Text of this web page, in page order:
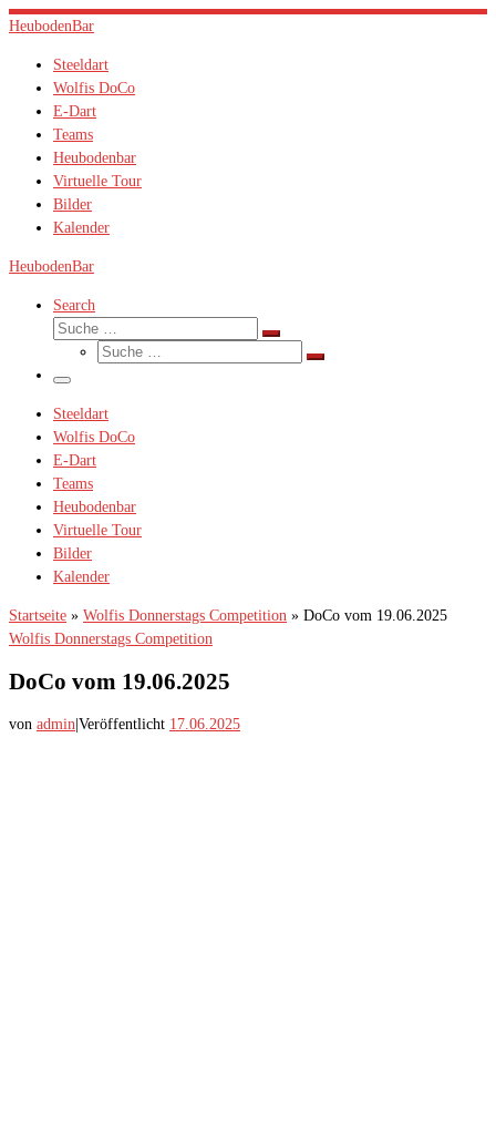
Zum
springen
HeubodenBar
Steeldart
Wolfis DoCo
E-Dart
Teams
Heubodenbar
Virtuelle Tour
Bilder
Kalender
HeubodenBar
Search
Suche
Suche
Suche
Suche
Menü
Steeldart
Wolfis DoCo
E-Dart
Teams
Heubodenbar
Virtuelle Tour
Bilder
Kalender
Startseite » Wolfis Donnerstags Competition » DoCo vom 19.06.2025
Wolfis Donnerstags Competition
DoCo vom 19.06.2025
von admin|Veröffentlicht 17.06.2025